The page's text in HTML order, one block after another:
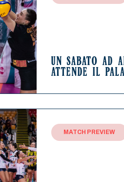
UN SABATO AD
ATTENDE IL
MATCH PREVIEW